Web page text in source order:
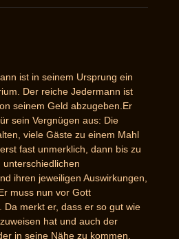
ist in seinem Ursprung ein
Der reiche Jedermann ist
seinem Geld abzugeben.Er
sein Vergnügen aus: Die
viele Gäste zu einem Mahl
fast unmerklich, dann bis zu
ihren jeweiligen Auswirkungen,
muss nun vor Gott
Da merkt er, dass er so gut wie
hat und auch der
in seine Nähe zu kommen.